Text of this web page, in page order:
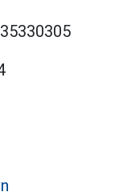
35330305